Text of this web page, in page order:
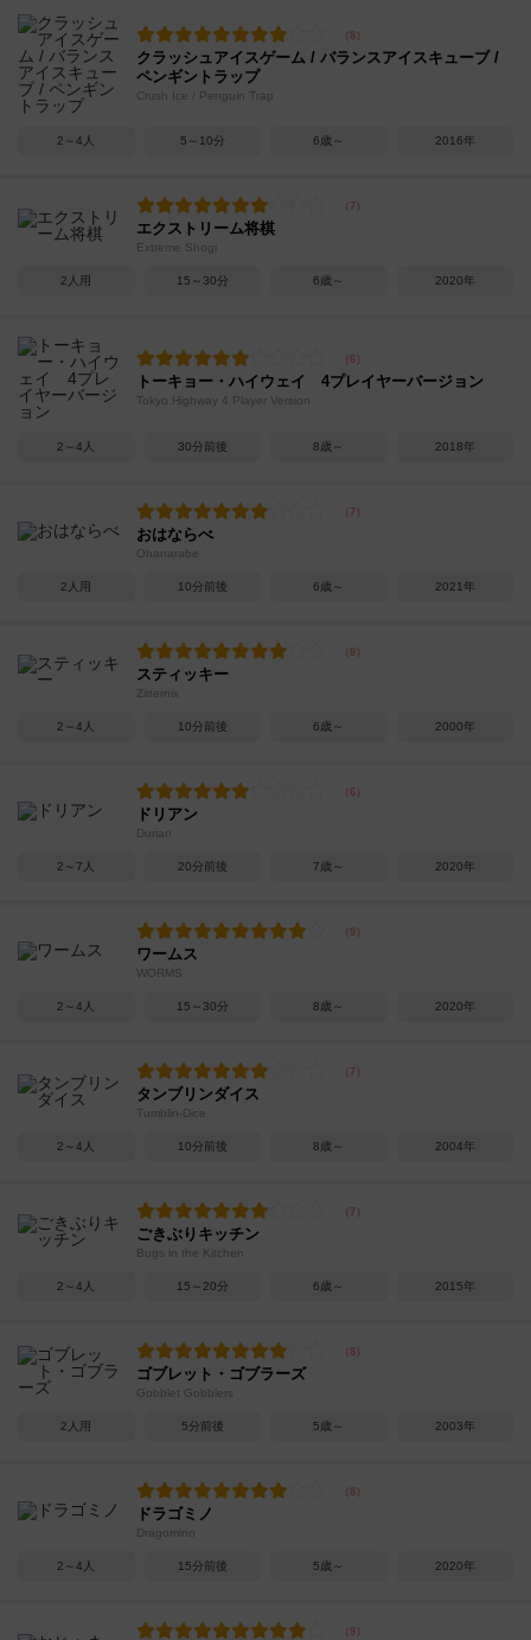
クラッシュアイスゲーム / バランスアイスキューブ /
ペンギントラップ
Crush Ice / Penguin Trap
2～4人 5～10分 6歳～ 2016年
エクストリーム将棋
Extreme Shogi
2人用 15～30分 6歳～ 2020年
トーキョー・ハイウェイ 4プレイヤーバージョン
Tokyo Highway 4 Player Version
2～4人 30分前後 8歳～ 2018年
おはならべ
Ohanarabe
2人用 10分前後 6歳～ 2021年
スティッキー
Zitternix
2～4人 10分前後 6歳～ 2000年
ドリアン
Durian
2～7人 20分前後 7歳～ 2020年
ワームス
WORMS
2～4人 15～30分 8歳～ 2020年
タンブリンダイス
Tumblin-Dice
2～4人 10分前後 8歳～ 2004年
ごきぶりキッチン
Bugs in the Kitchen
2～4人 15～20分 6歳～ 2015年
ゴブレット・ゴブラーズ
Gobblet Gobblers
2人用 5分前後 5歳～ 2003年
ドラゴミノ
Dragomino
2～4人 15分前後 5歳～ 2020年